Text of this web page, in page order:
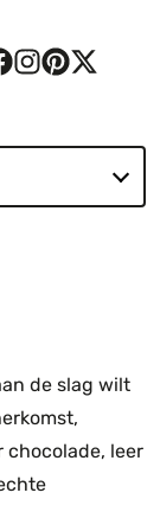
de slag wilt
chocolade, leer